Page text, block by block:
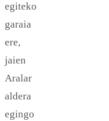
egiteko
garaia
ere,
jaien
Aralar
aldera
egingo